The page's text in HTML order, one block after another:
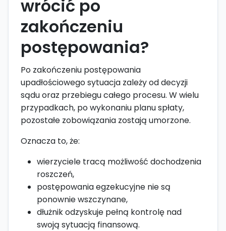
wrócić po
zakończeniu
postępowania?
Po zakończeniu postępowania
upadłościowego sytuacja zależy od decyzji
sądu oraz przebiegu całego procesu. W wielu
przypadkach, po wykonaniu planu spłaty,
pozostałe zobowiązania zostają umorzone.
Oznacza to, że:
wierzyciele tracą możliwość dochodzenia
roszczeń,
postępowania egzekucyjne nie są
ponownie wszczynane,
dłużnik odzyskuje pełną kontrolę nad
swoją sytuacją finansową.